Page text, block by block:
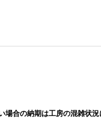
合の納期は工房の混雑状況